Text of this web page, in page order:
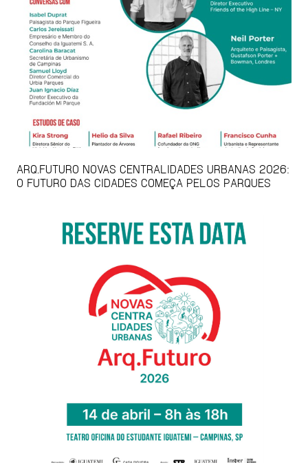
ARQ.FUTURO NOVAS CENTRALIDADES URBANAS 2026:
O FUTURO DAS CIDADES COMEÇA PELOS PARQUES